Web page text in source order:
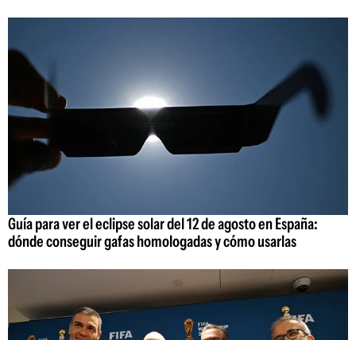
Guía para ver el eclipse solar del 12 de agosto en España:
dónde conseguir gafas homologadas y cómo usarlas